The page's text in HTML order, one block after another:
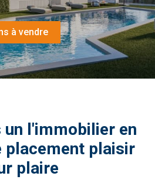
à vendre
un l'immobilier en
placement plaisir
plaire